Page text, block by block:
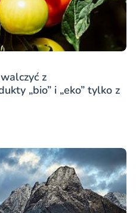
z
„bio” i „eko” tylko z